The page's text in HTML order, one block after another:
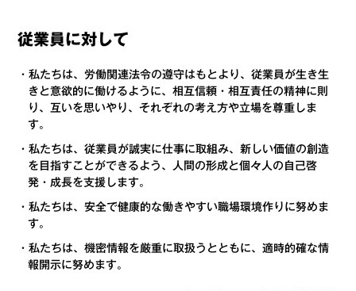
従業員に対して
・私たちは、労働関連法令の遵守はもとより、従業員が生き生
きと意欲的に働けるように、相互信頼・相互責任の精神に則
り、互いを思いやり、それぞれの考え方や立場を尊重しま
す。
・私たちは、従業員が誠実に仕事に取組み、新しい価値の創造
を目指すことができるよう、人間の形成と個々人の自己啓
発・成長を支援します。
・私たちは、安全で健康的な働きやすい職場環境作りに努めま
す。
・私たちは、機密情報を厳重に取扱うとともに、適時的確な情
報開示に努めます。